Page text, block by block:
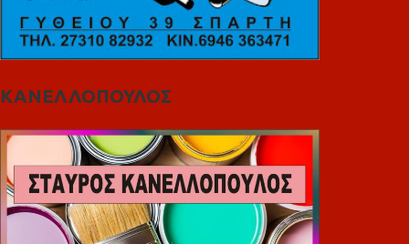
ΚΑΝΕΛΛΟΠΟΥΛΟΣ